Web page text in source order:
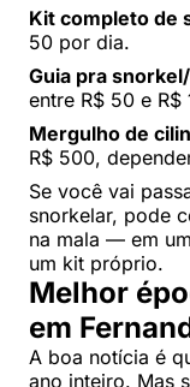
Kit completo de
50 por dia.
Guia pra
entre R$ 50 e
Mergulho de
R$ 500,
Se você vai
snorkelar, pode
na mala — em
um kit próprio.
Melhor
em
A boa notícia é
ano inteiro. Mas